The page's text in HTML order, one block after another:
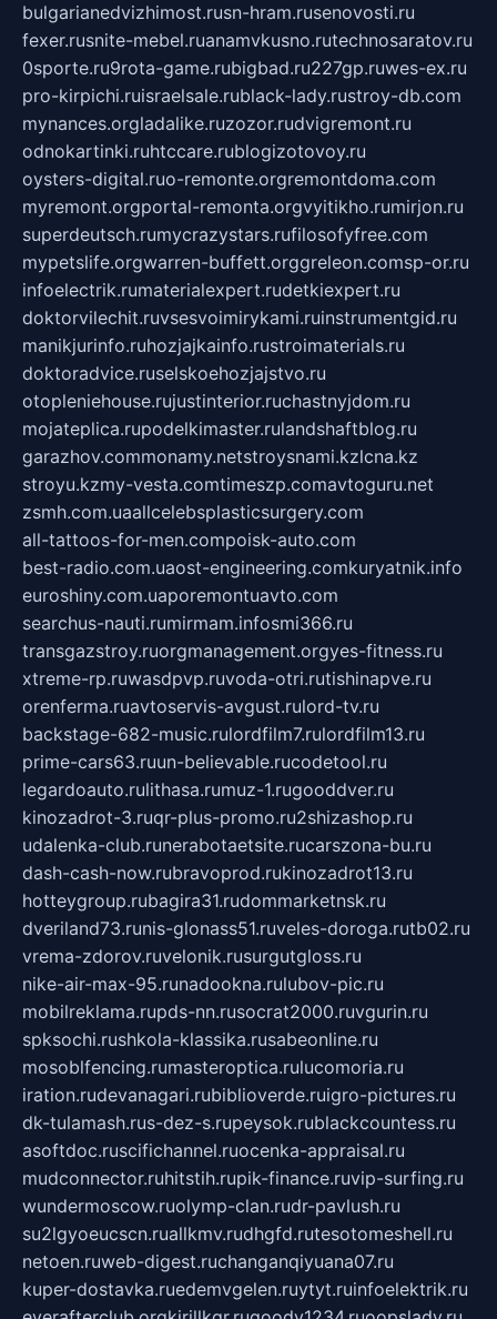
bulgarianedvizhimost.rusn-hram.rusenovosti.ru
fexer.rusnite-mebel.ruanamvkusno.rutechnosaratov.ru
0sporte.ru9rota-game.rubigbad.ru227gp.ruwes-ex.ru
pro-kirpichi.ruisraelsale.rublack-lady.rustroy-db.com
mynances.orgladalike.ruzozor.rudvigremont.ru
odnokartinki.ruhtccare.rublogizotovoy.ru
oysters-digital.ruo-remonte.orgremontdoma.com
myremont.orgportal-remonta.orgvyitikho.rumirjon.ru
superdeutsch.rumycrazystars.rufilosofyfree.com
mypetslife.orgwarren-buffett.orggreleon.comsp-or.ru
infoelectrik.rumaterialexpert.rudetkiexpert.ru
doktorvilechit.ruvsesvoimirykami.ruinstrumentgid.ru
manikjurinfo.ruhozjajkainfo.rustroimaterials.ru
doktoradvice.ruselskoehozjajstvo.ru
otopleniehouse.rujustinterior.ruchastnyjdom.ru
mojateplica.rupodelkimaster.rulandshaftblog.ru
garazhov.commonamy.netstroysnami.kzlcna.kz
stroyu.kzmy-vesta.comtimeszp.comavtoguru.net
zsmh.com.uaallcelebsplasticsurgery.com
all-tattoos-for-men.compoisk-auto.com
best-radio.com.uaost-engineering.comkuryatnik.info
euroshiny.com.uaporemontuavto.com
searchus-nauti.rumirmam.infosmi366.ru
transgazstroy.ruorgmanagement.orgyes-fitness.ru
xtreme-rp.ruwasdpvp.ruvoda-otri.rutishinapve.ru
orenferma.ruavtoservis-avgust.rulord-tv.ru
backstage-682-music.rulordfilm7.rulordfilm13.ru
prime-cars63.ruun-believable.rucodetool.ru
legardoauto.rulithasa.rumuz-1.rugooddver.ru
kinozadrot-3.ruqr-plus-promo.ru2shizashop.ru
udalenka-club.runerabotaetsite.rucarszona-bu.ru
dash-cash-now.rubravoprod.rukinozadrot13.ru
hotteygroup.rubagira31.rudommarketnsk.ru
dveriland73.runis-glonass51.ruveles-doroga.rutb02.ru
vrema-zdorov.ruvelonik.rusurgutgloss.ru
nike-air-max-95.runadookna.rulubov-pic.ru
mobilreklama.rupds-nn.rusocrat2000.ruvgurin.ru
spksochi.rushkola-klassika.rusabeonline.ru
mosoblfencing.rumasteroptica.rulucomoria.ru
iration.rudevanagari.rubiblioverde.ruigro-pictures.ru
dk-tulamash.rus-dez-s.rupeysok.rublackcountess.ru
asoftdoc.ruscifichannel.ruocenka-appraisal.ru
mudconnector.ruhitstih.rupik-finance.ruvip-surfing.ru
wundermoscow.ruolymp-clan.rudr-pavlush.ru
su2lgyoeucscn.ruallkmv.rudhgfd.rutesotomeshell.ru
netoen.ruweb-digest.ruchanganqiyuana07.ru
kuper-dostavka.ruedemvgelen.ruytyt.ruinfoelektrik.ru